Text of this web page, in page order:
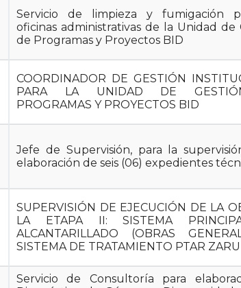
Servicio de limpieza y fumigación
oficinas administrativas de la Unidad de
de Programas y Proyectos BID
COORDINADOR DE GESTIÓN
PARA LA UNIDAD DE
PROGRAMAS Y PROYECTOS BID
Jefe de Supervisión, para la
elaboración de seis (06) expedientes
SUPERVISIÓN DE EJECUCIÓN DE LA
LA ETAPA II: SISTEMA
ALCANTARILLADO (OBRAS
SISTEMA DE TRATAMIENTO PTAR
Servicio de Consultoría para